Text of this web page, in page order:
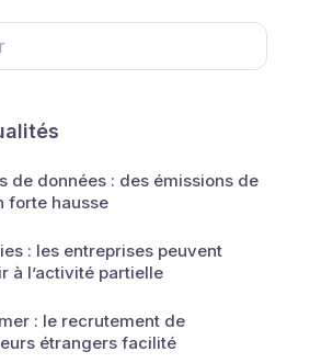
de données : des émissions de
forte hausse
: les entreprises peuvent
à l’activité partielle
: le recrutement de
étrangers facilité